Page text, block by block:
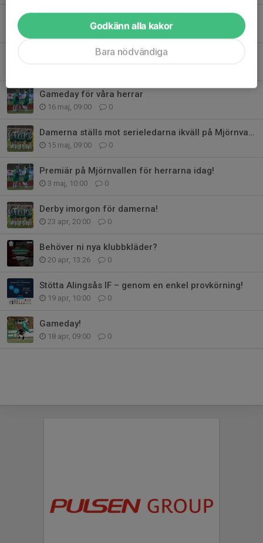
Viktiga 3 poäng står på spel för våra herrar idag
30 maj, 09:00 0
Viktig match för damerna idag
Gameday för våra herrar
16 maj, 09:00 0
Damerna ställs mot serieledarna ikväll på Mjörnvallen
15 maj, 09:00 0
Premiär på Mjörnvallen för herrarna idag!
3 maj, 10:00 0
Derby imorgon för damerna!
23 apr, 20:00 0
Behöver ni nya klubbkläder?
20 apr, 13:26 0
Stötta Alingsås IF – genom en enkel provkörning!
19 apr, 10:00 0
Gameday!
18 apr, 09:00 0
Godkänn alla kakor
Bara nödvändiga